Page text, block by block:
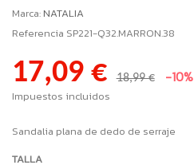
Marca: NATALIA
Referencia SP221-Q32.MARRON.38
17,09 € 18,99 € -10%
Impuestos incluidos
Sandalia plana de dedo de serraje
TALLA